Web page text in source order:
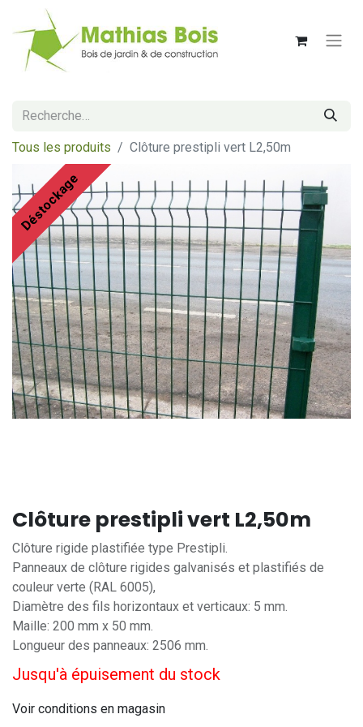
Tous les produits Clôture prestipli vert L2,50m
Déstockage
Clôture prestipli vert L2,50m
Clôture rigide plastifiée type Prestipli.
Panneaux de clôture rigides galvanisés et plastifiés de
couleur verte (RAL 6005),
Diamètre des fils horizontaux et verticaux: 5 mm.
Maille: 200 mm x 50 mm.
Longueur des panneaux: 2506 mm.
Jusqu'à épuisement du stock
Voir conditions en magasin